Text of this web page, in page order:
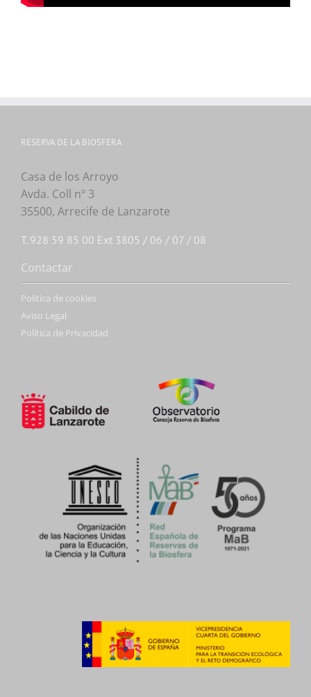
RESERVA DE LA BIOSFERA
Casa de los Arroyo
Avda. Coll nº 3
35500, Arrecife de Lanzarote
T. 928 59 85 00 Ext 3805 / 06 / 07 / 08
Contactar
Politica de cookies
Aviso Legal
Política de Privacidad